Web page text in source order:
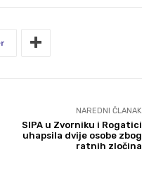
NAREDNI ČLANAK
SIPA u Zvorniku i Rogatici
uhapsila dvije osobe zbog
ratnih zločina